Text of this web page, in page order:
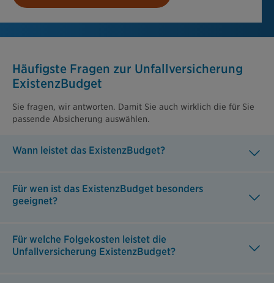
Häufigste Fragen zur Unfallversicherung
ExistenzBudget
Sie fragen, wir antworten. Damit Sie auch wirklich die für Sie
passende Absicherung auswählen.
Wann leistet das ExistenzBudget?
Für wen ist das ExistenzBudget besonders
geeignet?
Für welche Folgekosten leistet die
Unfallversicherung ExistenzBudget?